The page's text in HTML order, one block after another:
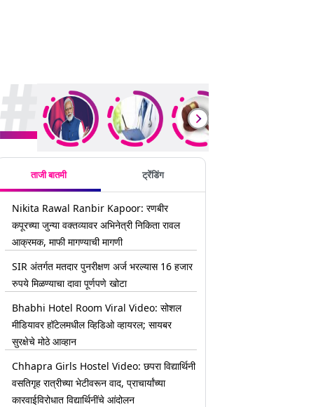
ताजी बातमी ट्रेंडिंग
Nikita Rawal Ranbir Kapoor: रणबीर
कपूरच्या जुन्या वक्तव्यावर अभिनेत्री निकिता रावल
आक्रमक, माफी मागण्याची मागणी
SIR अंतर्गत मतदार पुनरीक्षण अर्ज भरल्यास 16 हजार
रुपये मिळण्याचा दावा पूर्णपणे खोटा
Bhabhi Hotel Room Viral Video: सोशल
मीडियावर हॉटेलमधील व्हिडिओ व्हायरल; सायबर
सुरक्षेचे मोठे आव्हान
Chhapra Girls Hostel Video: छपरा विद्यार्थिनी
वसतिगृह रात्रीच्या भेटीवरून वाद, प्राचार्यांच्या
कारवाईविरोधात विद्यार्थिनींचे आंदोलन